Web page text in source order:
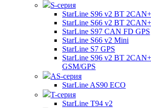
S-серия
StarLine S96 v2 BT
StarLine S66 v2 BT
StarLine S97 CAN FD GPS
StarLine S66 v2 Mini
StarLine S7 GPS
StarLine S96 v2 BT
GSM/GPS
AS-серия
StarLine AS90 ECO
T-серия
StarLine T94 v2